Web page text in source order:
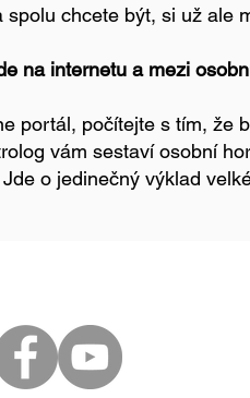
chcete být, si už ale
na internetu a mezi
portál, počítejte s tím, že
vám sestaví osobní
o jedinečný výklad